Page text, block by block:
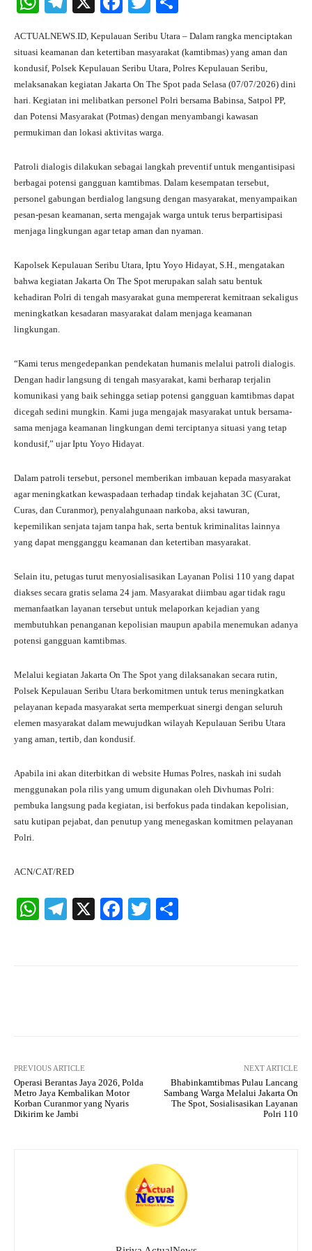
ts
A
pp
gr
a
m
bo
ok
tte
r
re
ACTUALNEWS.ID, Kepulauan Seribu Utara – Dalam rangka menciptakan
situasi keamanan dan ketertiban masyarakat (kamtibmas) yang aman dan
kondusif, Polsek Kepulauan Seribu Utara, Polres Kepulauan Seribu,
melaksanakan kegiatan Jakarta On The Spot pada Selasa (07/07/2026) dini
hari. Kegiatan ini melibatkan personel Polri bersama Babinsa, Satpol PP,
dan Potensi Masyarakat (Potmas) dengan menyambangi kawasan
permukiman dan lokasi aktivitas warga.
Patroli dialogis dilakukan sebagai langkah preventif untuk mengantisipasi
berbagai potensi gangguan kamtibmas. Dalam kesempatan tersebut,
personel gabungan berdialog langsung dengan masyarakat, menyampaikan
pesan-pesan keamanan, serta mengajak warga untuk terus berpartisipasi
menjaga lingkungan agar tetap aman dan nyaman.
Kapolsek Kepulauan Seribu Utara, Iptu Yoyo Hidayat, S.H., mengatakan
bahwa kegiatan Jakarta On The Spot merupakan salah satu bentuk
kehadiran Polri di tengah masyarakat guna mempererat kemitraan sekaligus
meningkatkan kesadaran masyarakat dalam menjaga keamanan
lingkungan.
“Kami terus mengedepankan pendekatan humanis melalui patroli dialogis.
Dengan hadir langsung di tengah masyarakat, kami berharap terjalin
komunikasi yang baik sehingga setiap potensi gangguan kamtibmas dapat
dicegah sedini mungkin. Kami juga mengajak masyarakat untuk bersama-
sama menjaga keamanan lingkungan demi terciptanya situasi yang tetap
kondusif,” ujar Iptu Yoyo Hidayat.
Dalam patroli tersebut, personel memberikan imbauan kepada masyarakat
agar meningkatkan kewaspadaan terhadap tindak kejahatan 3C (Curat,
Curas, dan Curanmor), penyalahgunaan narkoba, aksi tawuran,
kepemilikan senjata tajam tanpa hak, serta bentuk kriminalitas lainnya
yang dapat mengganggu keamanan dan ketertiban masyarakat.
Selain itu, petugas turut menyosialisasikan Layanan Polisi 110 yang dapat
diakses secara gratis selama 24 jam. Masyarakat diimbau agar tidak ragu
memanfaatkan layanan tersebut untuk melaporkan kejadian yang
membutuhkan penanganan kepolisian maupun apabila menemukan adanya
potensi gangguan kamtibmas.
Melalui kegiatan Jakarta On The Spot yang dilaksanakan secara rutin,
Polsek Kepulauan Seribu Utara berkomitmen untuk terus meningkatkan
pelayanan kepada masyarakat serta memperkuat sinergi dengan seluruh
elemen masyarakat dalam mewujudkan wilayah Kepulauan Seribu Utara
yang aman, tertib, dan kondusif.
Apabila ini akan diterbitkan di website Humas Polres, naskah ini sudah
menggunakan pola rilis yang umum digunakan oleh Divhumas Polri:
pembuka langsung pada kegiatan, isi berfokus pada tindakan kepolisian,
satu kutipan pejabat, dan penutup yang menegaskan komitmen pelayanan
Polri.
ACN/CAT/RED
W
Te X
Fa
T
PREVIOUS ARTICLE
Operasi Berantas Jaya 2026, Polda
Metro Jaya Kembalikan Motor
Korban Curanmor yang Nyaris
Dikirim ke Jambi
NEXT ARTICLE
Bhabinkamtibmas Pulau Lancang
Sambang Warga Melalui Jakarta On
The Spot, Sosialisasikan Layanan
Polri 110